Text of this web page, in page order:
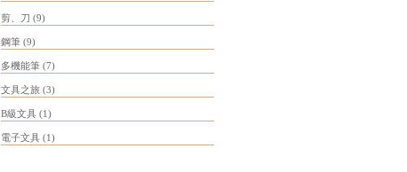
剪、刀 (9)
鋼筆 (9)
多機能筆 (7)
文具之旅 (3)
B級文具 (1)
電子文具 (1)